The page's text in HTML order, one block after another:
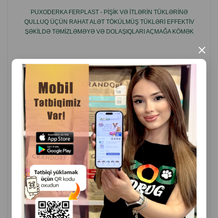
×
PUXODERKA FERPLAST - PIŞIK VƏ ITLƏRIN TÜKLƏRINƏ
QULLUQ ÜÇÜN RAHAT ALƏT TÖKÜLMÜŞ TÜKLƏRI EFFEKTIV
ŞƏKILDƏ TƏMIZLƏMƏYƏ VƏ DOLAŞIQLARI AÇMAĞA KÖMƏK
( Rəylər)
Çəki Qiymət
Almaq
1 ədəd
15.00